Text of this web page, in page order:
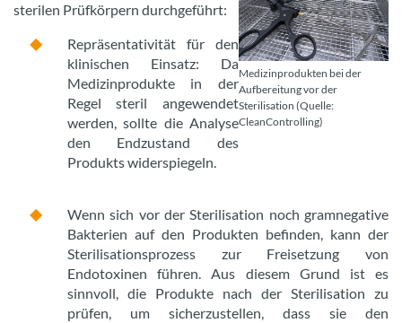
Medizinprodukten bei der
Aufbereitung vor der
Sterilisation (Quelle:
CleanControlling)
sterilen Prüfkörpern durchgeführt:
Repräsentativität für den
klinischen Einsatz: Da
Medizinprodukte in der
Regel steril angewendet
werden, sollte die Analyse
den Endzustand des
Produkts widerspiegeln.
Wenn sich vor der Sterilisation noch gramnegative
Bakterien auf den Produkten befinden, kann der
Sterilisationsprozess zur Freisetzung von
Endotoxinen führen. Aus diesem Grund ist es
sinnvoll, die Produkte nach der Sterilisation zu
prüfen, um sicherzustellen, dass sie den